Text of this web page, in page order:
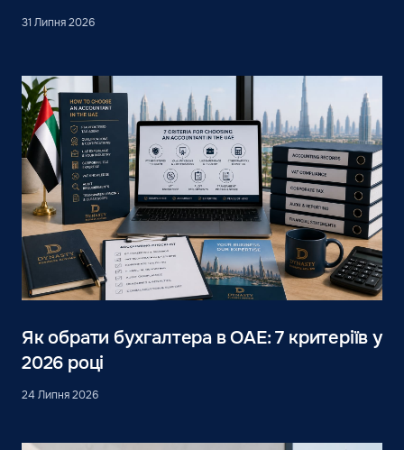
31 Липня 2026
Як обрати бухгалтера в ОАЕ: 7 критеріїв у
2026 році
24 Липня 2026